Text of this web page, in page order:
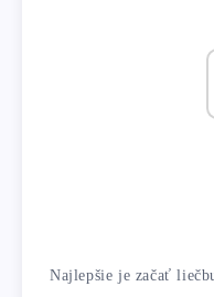
Najlepšie je začať